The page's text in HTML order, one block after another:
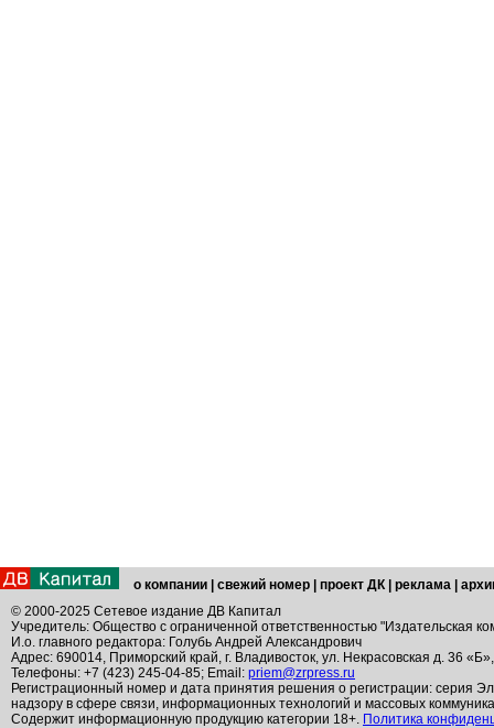
о компании свежий номер проект ДК реклама
© 2000-2025 Сетевое издание ДВ Капитал
Учредитель: Общество с ограниченной ответственностью "Издательская
И.о. главного редактора: Голубь Андрей Александрович
Адрес: 690014, Приморский край, г. Владивосток, ул. Некрасовская д. 36
Телефоны: +7 (423) 245-04-85; Email: priem@zrpress.ru
Регистрационный номер и дата принятия решения о регистрации: серия
надзору в сфере связи, информационных технологий и массовых
Содержит информационную продукцию категории 18+. Политика